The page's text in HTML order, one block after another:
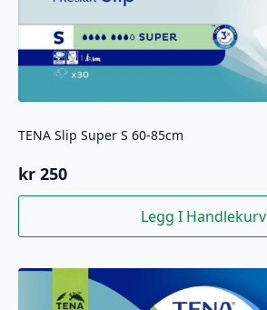
TENA Slip Super S 60-85cm
kr 250
Legg I Handlekurv